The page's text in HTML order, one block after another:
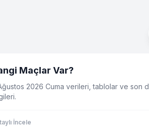
Maçlar Var?
2026 Cuma verileri, tablolar ve son
İncele